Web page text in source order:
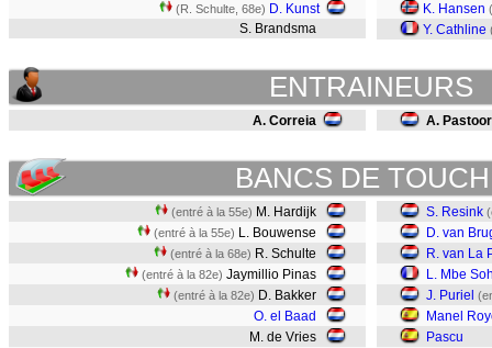
(R. Schulte, 68e) D. Kunst
S. Brandsma
K. Hansen (
Y. Cathline
ENTRAINEURS
A. Correia A. Pastoor
BANCS DE
(entré à la 55e) M. Hardijk
(entré à la 55e) L. Bouwense
(entré à la 68e) R. Schulte
(entré à la 82e) Jaymillio Pinas
(entré à la 82e) D. Bakker
O. el Baad
M. de Vries
S. Resink
D. van
R. van La
L. Mbe
J. Puriel
Manel
Pascu